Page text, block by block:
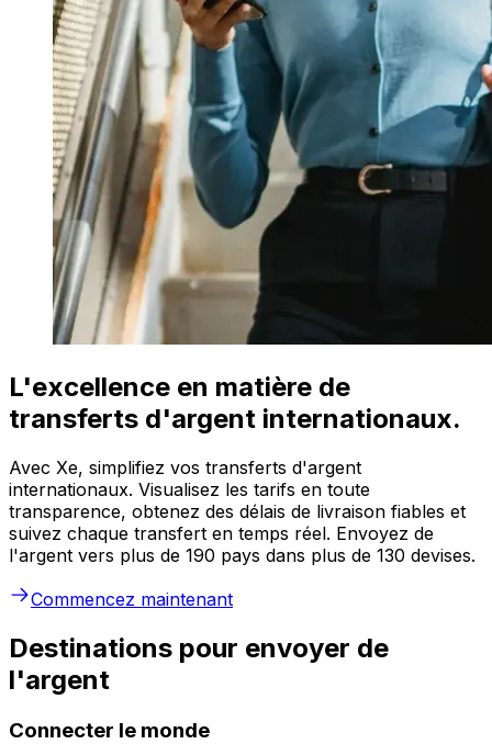
L'excellence en matière de
transferts d'argent internationaux.
Avec Xe, simplifiez vos transferts d'argent
internationaux. Visualisez les tarifs en toute
transparence, obtenez des délais de livraison fiables et
suivez chaque transfert en temps réel. Envoyez de
l'argent vers plus de 190 pays dans plus de 130 devises.
Commencez maintenant
Destinations pour envoyer de
l'argent
Connecter le monde